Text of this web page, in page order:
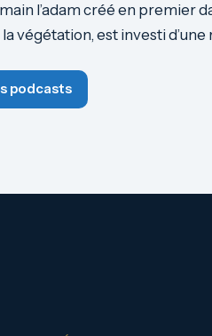
l’adam créé en premier
végétation, est investi
podcasts